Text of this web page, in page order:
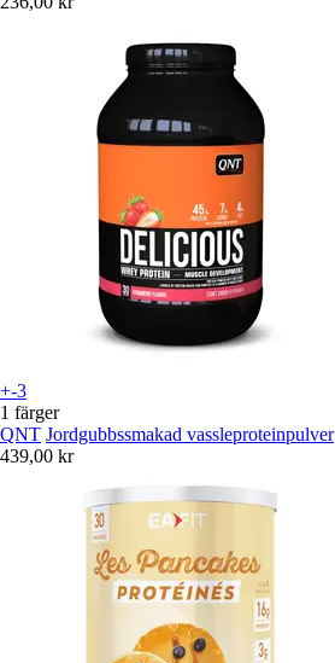
+-3
1 färger
QNT Jordgubbssmakad vassleproteinpulver
439,00 kr